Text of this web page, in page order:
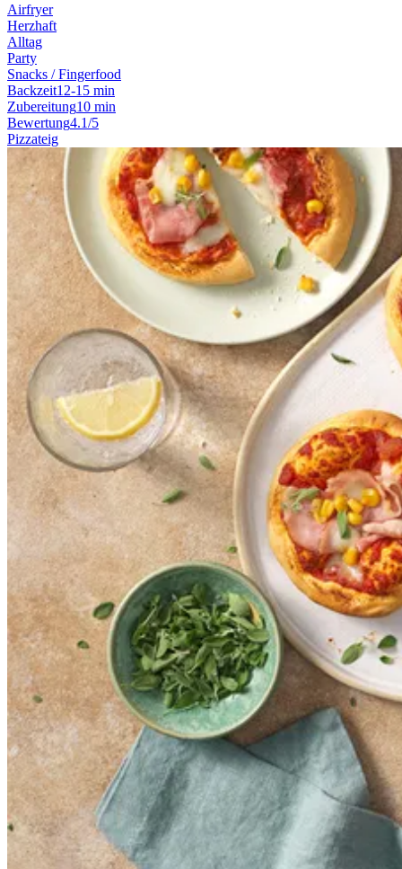
Airfryer
Herzhaft
Alltag
Party
Snacks / Fingerfood
Backzeit12-15 min
Zubereitung10 min
Bewertung4.1/5
Pizzateig